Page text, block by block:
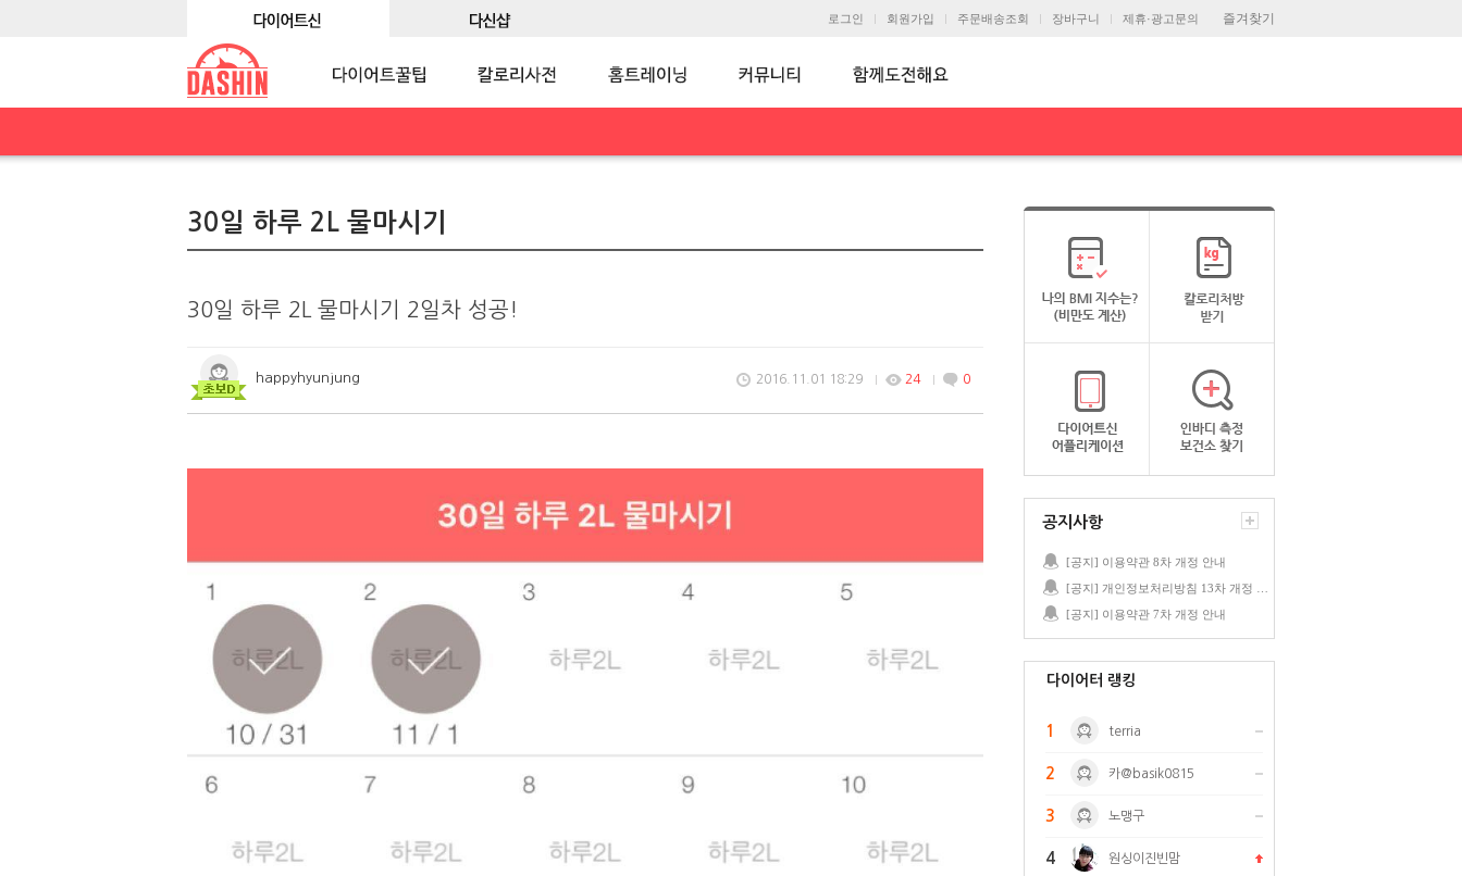
즐겨찾기
로그인 회원가입 주문배송조회 장바구니 제휴·광고문의
30일 하루 2L 물마시기
30일 하루 2L 물마시기 2일차 성공!
happyhyunjung 2016.11.01 18:29 24 0
공지사항
[공지] 이용약관 8차 개정 안내
[공지] 이용약관 7차 개정 안내
다이어터 랭킹
1 terria
2 카@basik0815
3 노맹구
4 원싱이진빈맘